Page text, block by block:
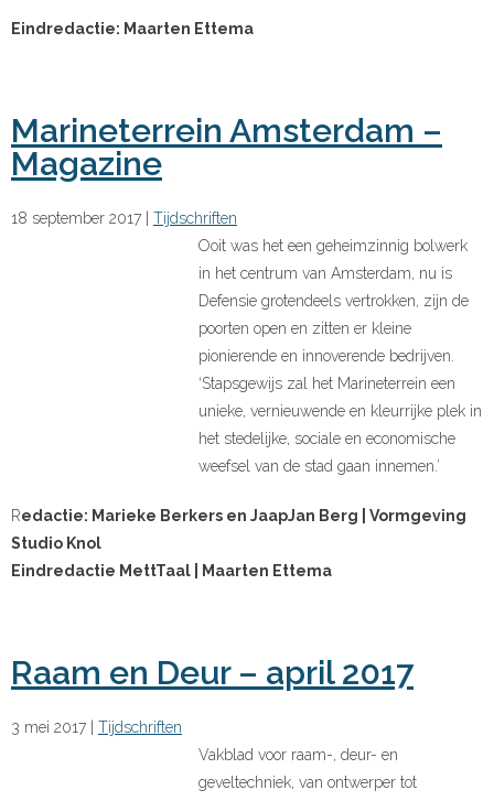
Eindredactie: Maarten Ettema
Marineterrein Amsterdam –
Magazine
18 september 2017
Tijdschriften
Ooit was het een geheimzinnig bolwerk
in het centrum van Amsterdam, nu is
Defensie grotendeels vertrokken, zijn de
poorten open en zitten er kleine
pionierende en innoverende bedrijven.
‘Stapsgewijs zal het Marineterrein een
unieke, vernieuwende en kleurrijke plek in
het stedelijke, sociale en economische
weefsel van de stad gaan innemen.’
Redactie: Marieke Berkers en JaapJan Berg | Vormgeving
Studio Knol
Eindredactie MettTaal | Maarten Ettema
Raam en Deur – april 2017
3 mei 2017
Tijdschriften
Vakblad voor raam-, deur- en
geveltechniek, van ontwerper tot